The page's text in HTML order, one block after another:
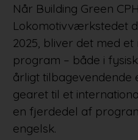
Når Building Green
Lokomotivværkstedet
2025, bliver det med
program – både i
årligt tilbagevendende
gearet til et
en fjerdedel af
engelsk.